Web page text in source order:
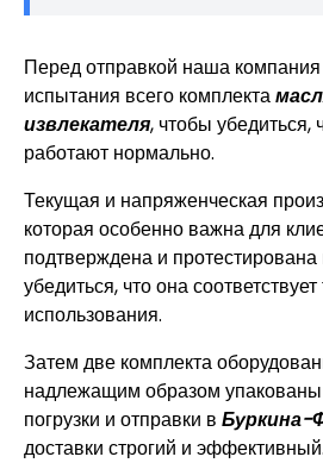
Перед отправкой наша
испытания всего комплекта
извлекателя, чтобы убедиться,
работают нормально.
Текущая и напряженческая
которая особенно важна для
подтверждена и протестирована
убедиться, что она
использования.
Затем две комплекта
надлежащим образом
погрузки и отправки в Буркина-
доставки строгий и эффективный.